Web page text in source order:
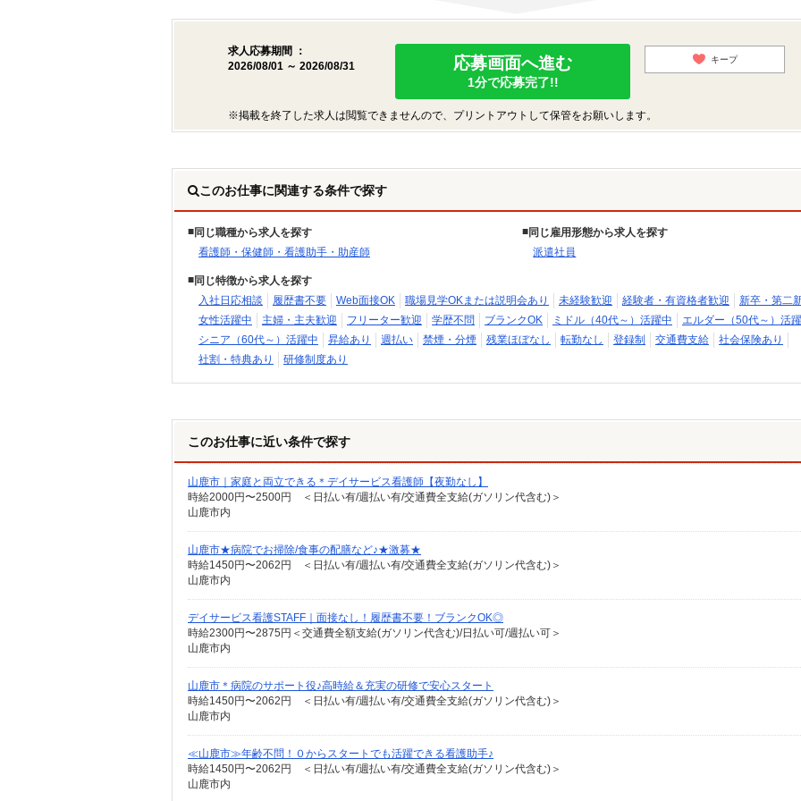
求人応募期間 ：
2026/08/01 ～ 2026/08/31
応募画面へ進む
1分で応募完了!!
キープ
※掲載を終了した求人は閲覧できませんので、プリントアウトして保管をお願いします。
このお仕事に関連する条件で探す
同じ職種から求人を探す
看護師・保健師・看護助手・助産師
同じ雇用形態から求人を探す
派遣社員
同じ特徴から求人を探す
入社日応相談
履歴書不要 Web面接OK 職場見学OKまたは説明会あり 未経験歓迎 経験者・有資格者歓迎
新卒・第二
女性活躍中
主婦・主夫歓迎 フリーター歓迎 学歴不問 ブランクOK ミドル（40代～）活躍中
エルダー（50代～）活
シニア（60代～）活躍中
昇給あり 週払い 禁煙・分煙 残業ほぼなし 転勤なし 登録制 交通費支給
社会保険あり
社割・特典あり
研修制度あり
このお仕事に近い条件で探す
山鹿市｜家庭と両立できる＊デイサービス看護師【夜勤なし】
時給2000円〜2500円 ＜日払い有/週払い有/交通費全支給(ガソリン代含む)＞
山鹿市内
山鹿市★病院でお掃除/食事の配膳など♪★激募★
時給1450円〜2062円 ＜日払い有/週払い有/交通費全支給(ガソリン代含む)＞
山鹿市内
デイサービス看護STAFF｜面接なし！履歴書不要！ブランクOK◎
時給2300円〜2875円＜交通費全額支給(ガソリン代含む)/日払い可/週払い可＞
山鹿市内
山鹿市＊病院のサポート役♪高時給＆充実の研修で安心スタート
時給1450円〜2062円 ＜日払い有/週払い有/交通費全支給(ガソリン代含む)＞
山鹿市内
≪山鹿市≫年齢不問！０からスタートでも活躍できる看護助手♪
時給1450円〜2062円 ＜日払い有/週払い有/交通費全支給(ガソリン代含む)＞
山鹿市内